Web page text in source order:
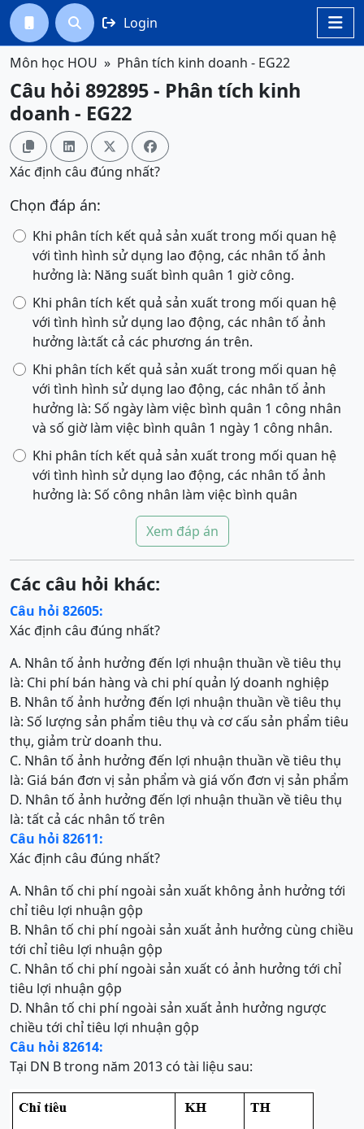

  Login
Môn học HOU Phân tích kinh doanh - EG22
Câu hỏi 892895 - Phân tích kinh
doanh - EG22
   
Xác định câu đúng nhất?
Chọn đáp án:
Khi phân tích kết quả sản xuất trong mối quan hệ
với tình hình sử dụng lao động, các nhân tố ảnh
hưởng là: Năng suất bình quân 1 giờ công.
Khi phân tích kết quả sản xuất trong mối quan hệ
với tình hình sử dụng lao động, các nhân tố ảnh
hưởng là:tất cả các phương án trên.
Khi phân tích kết quả sản xuất trong mối quan hệ
với tình hình sử dụng lao động, các nhân tố ảnh
hưởng là: Số ngày làm việc bình quân 1 công nhân
và số giờ làm việc bình quân 1 ngày 1 công nhân.
Khi phân tích kết quả sản xuất trong mối quan hệ
với tình hình sử dụng lao động, các nhân tố ảnh
hưởng là: Số công nhân làm việc bình quân
Xem đáp án
Các câu hỏi khác:
Câu hỏi 82605:
Xác định câu đúng nhất?
A. Nhân tố ảnh hưởng đến lợi nhuận thuần về tiêu thụ
là: Chi phí bán hàng và chi phí quản lý doanh nghiệp
B. Nhân tố ảnh hưởng đến lợi nhuận thuần về tiêu thụ
là: Số lượng sản phẩm tiêu thụ và cơ cấu sản phẩm tiêu
thụ, giảm trừ doanh thu.
C. Nhân tố ảnh hưởng đến lợi nhuận thuần về tiêu thụ
là: Giá bán đơn vị sản phẩm và giá vốn đơn vị sản phẩm
D. Nhân tố ảnh hưởng đến lợi nhuận thuần về tiêu thụ
là: tất cả các nhân tố trên
Câu hỏi 82611:
Xác định câu đúng nhất?
A. Nhân tố chi phí ngoài sản xuất không ảnh hưởng tới
chỉ tiêu lợi nhuận gộp
B. Nhân tố chi phí ngoài sản xuất ảnh hưởng cùng chiều
tới chỉ tiêu lợi nhuận gộp
C. Nhân tố chi phí ngoài sản xuất có ảnh hưởng tới chỉ
tiêu lợi nhuận gộp
D. Nhân tố chi phí ngoài sản xuất ảnh hưởng ngược
chiều tới chỉ tiêu lợi nhuận gộp
Câu hỏi 82614:
Tại DN B trong năm 2013 có tài liệu sau: